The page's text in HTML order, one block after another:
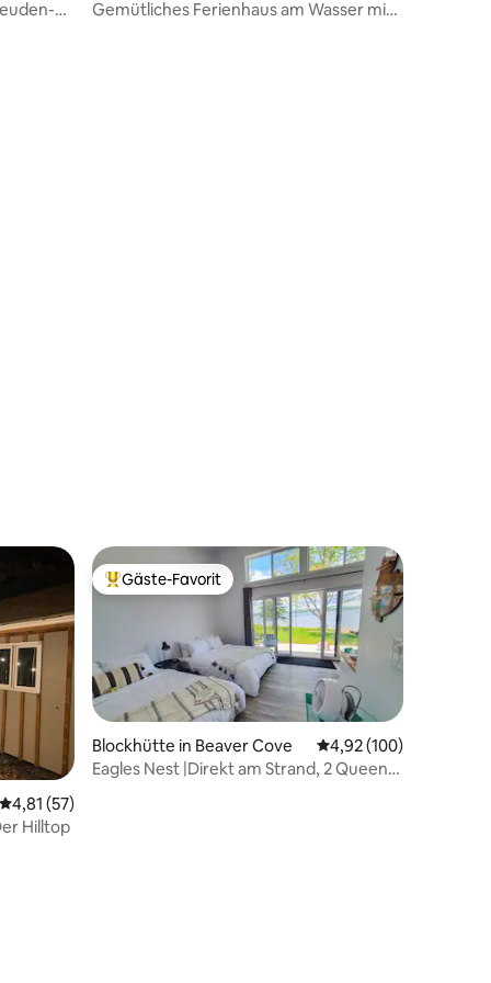
h
Gemütliches Ferienhaus am Wasser mit
Durchschnittliche Bewertung: 4,81 von 5, 57 Bewertungen
4,81 (57)
Hilltop
Beliebter Gäste-Favorit.
Gäste-Favorit
Blockhütte in Beaver Cove Durchschnittliche
4,92 (100)
Eagles Nest |Direkt am Strand, 2 Queen